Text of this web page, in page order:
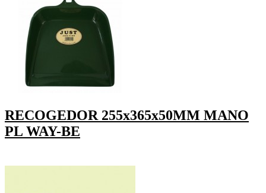
RECOGEDOR 255x365x50MM MANO
PL WAY-BE